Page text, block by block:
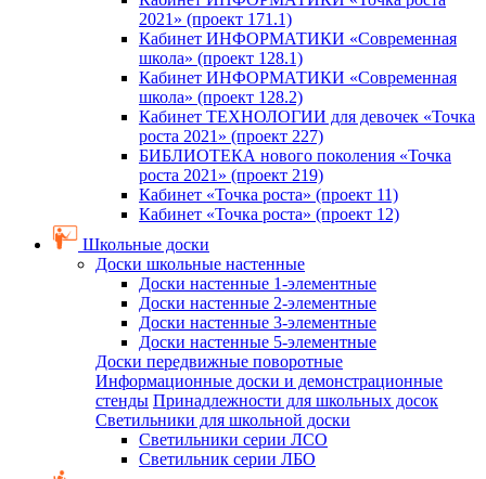
2021» (проект 171.1)
Кабинет ИНФОРМАТИКИ «Современная
школа» (проект 128.1)
Кабинет ИНФОРМАТИКИ «Современная
школа» (проект 128.2)
Кабинет ТЕХНОЛОГИИ для девочек «Точка
роста 2021» (проект 227)
БИБЛИОТЕКА нового поколения «Точка
роста 2021» (проект 219)
Кабинет «Точка роста» (проект 11)
Кабинет «Точка роста» (проект 12)
Школьные доски
Доски школьные настенные
Доски настенные 1-элементные
Доски настенные 2-элементные
Доски настенные 3-элементные
Доски настенные 5-элементные
Доски передвижные поворотные
Информационные доски и демонстрационные
стенды Принадлежности для школьных досок
Светильники для школьной доски
Светильники серии ЛСО
Светильник серии ЛБО